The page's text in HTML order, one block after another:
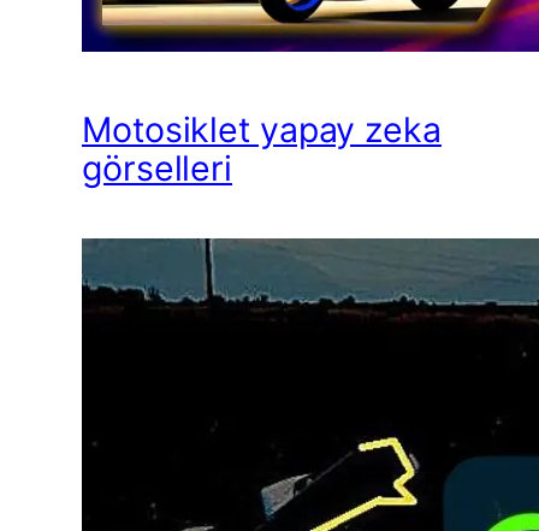
Motosiklet yapay zeka
görselleri